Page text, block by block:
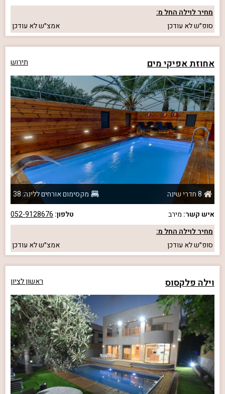
מחיר לוילה החל מ:
סופ״שלא עודכן אמצ״שלא עודכן
אחוזת אפיקי מים תירוש
8 חדרי שינה
מקסימום אורחים ללינה: 38
איש קשר: מירב טלפון: 052-9128676
מחיר לוילה החל מ:
סופ״שלא עודכן אמצ״שלא עודכן
וילה פלקסוס ראשון לציון